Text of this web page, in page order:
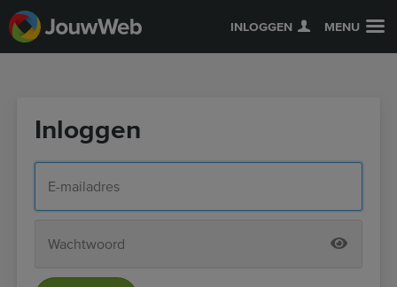
INLOGGEN MENU
Inloggen